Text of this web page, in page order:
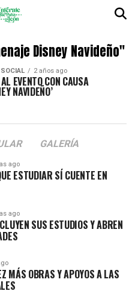
Disney Navideño"
2 años ago
EVENTO CON CAUSA
NAVIDEÑO’
GALERÍA
ago
ESTUDIAR SÍ CUENTE EN
ago
SUS ESTUDIOS Y ABREN
MÁS OBRAS Y APOYOS A LAS